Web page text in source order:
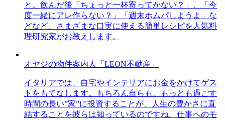
と。飲んだ後「ちょっと一杯寄ってかない？」、「今
度一緒にアレ作らない？」「週末ホムパしようよ」な
どなど、さまざまな口実に使える簡単レシピを人気料
理研究家がお教えします。
オヤジの物件案内人「LEON不動産」
イタリアでは、自宅やインテリアにお金をかけてゲス
トをもてなします。もちろん自らも。もっとも過ごす
時間の長い”家”に投資することが、人生の豊かさに直
結することを彼らは知っているのですね。仕事へのモ